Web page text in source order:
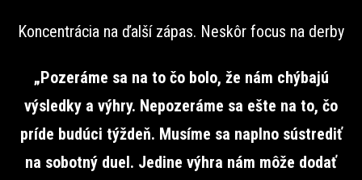
Koncentrácia na ďalší zápas. Neskôr focus na derby
„Pozeráme sa na to čo bolo, že nám chýbajú
výsledky a výhry. Nepozeráme sa ešte na to, čo
príde budúci týždeň. Musíme sa naplno sústrediť
na sobotný duel. Jedine výhra nám môže dodať